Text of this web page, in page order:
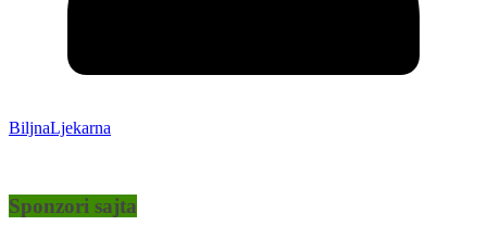
BiljnaLjekarna
Sponzori sajta